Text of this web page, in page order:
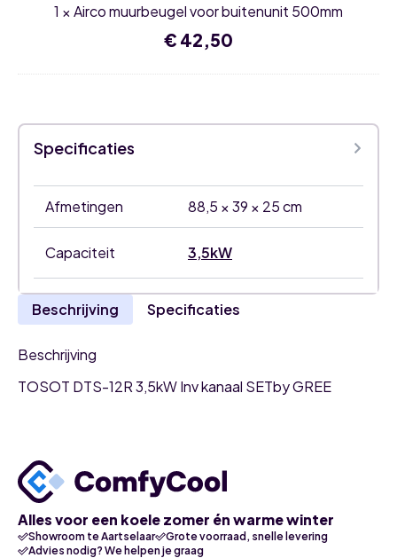
1 ×Airco muurbeugel voor buitenunit 500mm
€ 42,50
Specificaties
Afmetingen 88,5 × 39 × 25 cm
Capaciteit 3,5kW
Beschrijving Specificaties
Beschrijving
TOSOT DTS-12R 3,5kW Inv kanaal SETby GREE
Alles voor een koele zomer én warme winter
Showroom te Aartselaar
Grote voorraad, snelle levering
Advies nodig? We helpen je graag